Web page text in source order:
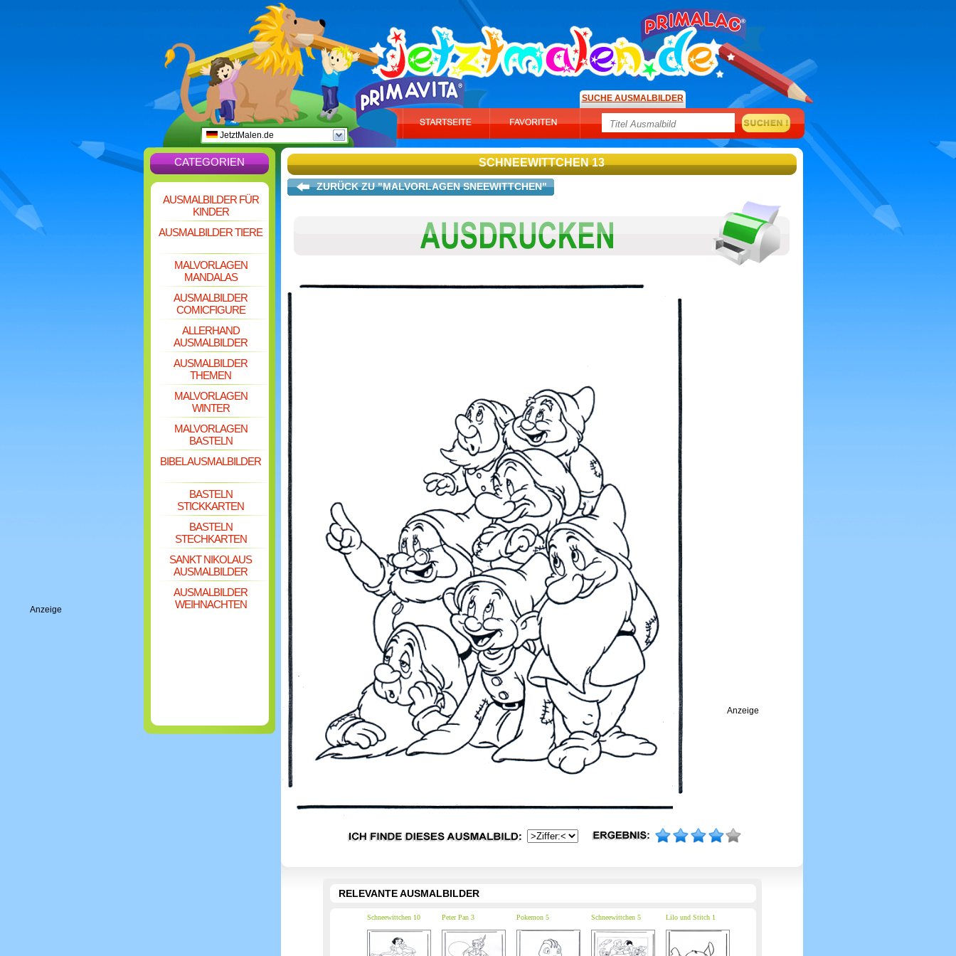
Anzeige
JetztMalen.de
SUCHE AUSMALBILDER
CATEGORIEN
AUSMALBILDER FÜR
KINDER
AUSMALBILDER TIERE
MALVORLAGEN
MANDALAS
AUSMALBILDER
COMICFIGURE
ALLERHAND
AUSMALBILDER
AUSMALBILDER
THEMEN
MALVORLAGEN
WINTER
MALVORLAGEN
BASTELN
BIBEL AUSMALBILDER
BASTELN
STICKKARTEN
BASTELN
STECHKARTEN
SANKT NIKOLAUS
AUSMALBILDER
AUSMALBILDER
WEIHNACHTEN
SCHNEEWITTCHEN 13
ZURÜCK ZU "MALVORLAGEN SNEEWITTCHEN"
Anzeige
RELEVANTE AUSMALBILDER
Schneewittchen 10 Peter Pan 3 Pokemon 5 Schneewittchen 5 Lilo und Stitch 1